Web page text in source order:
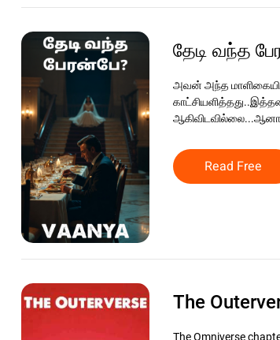
தேடி வந்த
அவன் அந்த
Read Free
The
The Omniverse